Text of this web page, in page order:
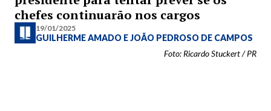
chefes continuarão nos cargos
19/01/2025
GUILHERME AMADO EJOÃO PEDROSO DE CAMPOS
Foto: Ricardo Stuckert / PR